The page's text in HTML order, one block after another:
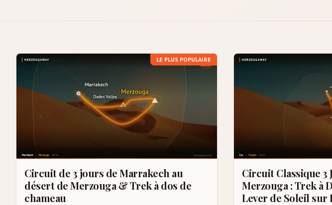
LE PLUS POPULAIRE
Circuit de 3 jours de Marrakech au
désert de Merzouga & Trek à dos de
chameau
Circuit Classique 3
Merzouga : Trek à
Lever de Soleil sur